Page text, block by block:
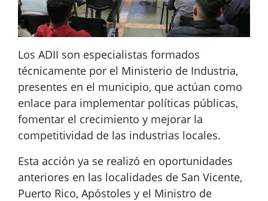
Los ADII son especialistas formados
técnicamente por el Ministerio de Industria,
presentes en el municipio, que actúan como
enlace para implementar políticas públicas,
fomentar el crecimiento y mejorar la
competitividad de las industrias locales.
Esta acción ya se realizó en oportunidades
anteriores en las localidades de San Vicente,
Puerto Rico, Apóstoles y el Ministro de